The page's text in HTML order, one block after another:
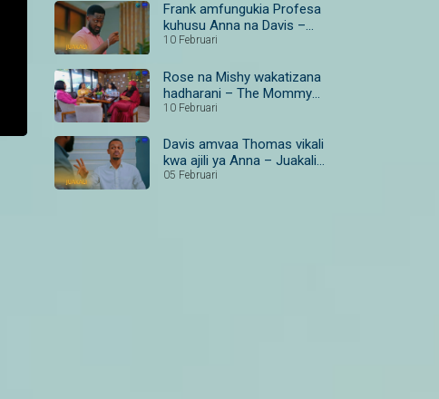
Frank amfungukia Profesa
kuhusu Anna na Davis –
Juakali I S8 I Ep 179–181 I
10 Februari
Rose na Mishy wakatizana
hadharani – The Mommy
Club I S1 I Ep 4 I Maisha
10 Februari
Davis amvaa Thomas vikali
kwa ajili ya Anna – Juakali I
S8 I Ep 187 I Maisha Magic
05 Februari